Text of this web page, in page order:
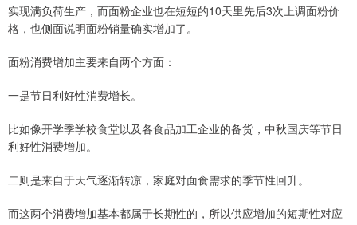
实现满负荷生产，而面粉企业也在短短的10天里先后3次上调面粉价
格，也侧面说明面粉销量确实增加了。
面粉消费增加主要来自两个方面：
一是节日利好性消费增长。
比如像开学季学校食堂以及各食品加工企业的备货，中秋国庆等节日
利好性消费增加。
二则是来自于天气逐渐转凉，家庭对面食需求的季节性回升。
而这两个消费增加基本都属于长期性的，所以供应增加的短期性对应